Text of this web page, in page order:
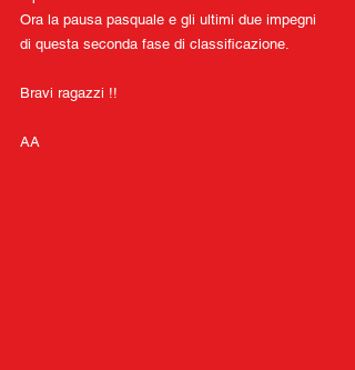
Ora la pausa pasquale e gli ultimi due impegni
di questa seconda fase di classificazione.
Bravi ragazzi !!
AA